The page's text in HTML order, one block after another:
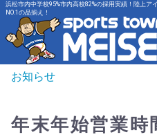
浜松市内中学校95%市内高校82%の採用実績！陸上ア
NO.1の品揃え！
お知らせ
年末年始営業時